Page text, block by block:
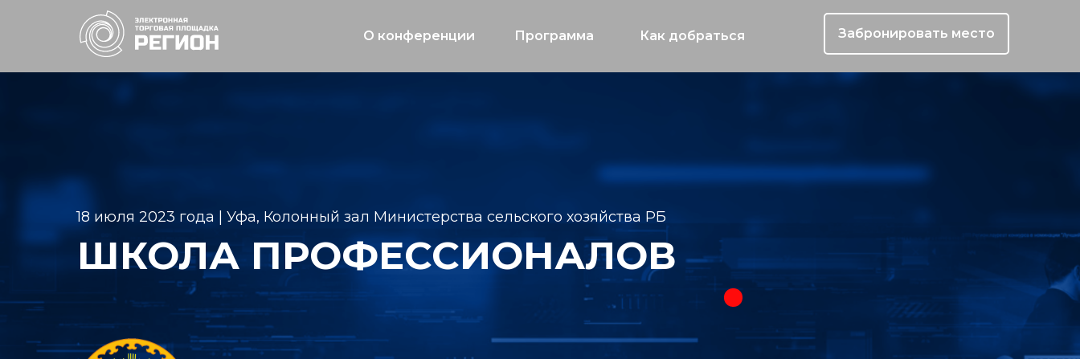
Программа
О конференции Забронировать место
Как добраться
18 июля 2023 года | Уфа, Колонный зал Министерства сельского хозяйства РБ
ШКОЛА ПРОФЕССИОНАЛОВ